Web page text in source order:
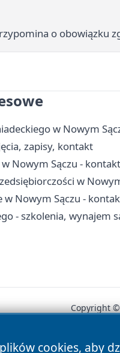
o obowiązku
w Nowym
zapisy, kontakt
Nowym Sączu -
w
Nowym Sączu -
- szkolenia, wynajem
cookies, aby
Copyright ©
News